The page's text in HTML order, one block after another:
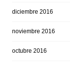
diciembre 2016
noviembre 2016
octubre 2016